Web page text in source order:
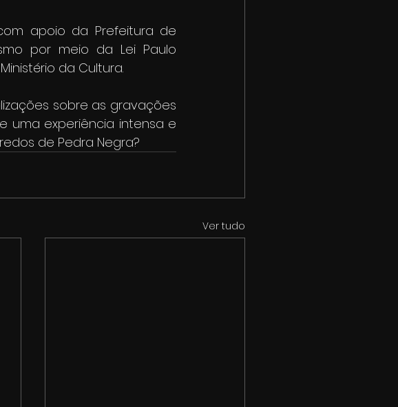
apoio da Prefeitura de
por meio da Lei Paulo
da Cultura.
sobre as gravações
uma experiência intensa e
de Pedra Negra?
Ver tudo